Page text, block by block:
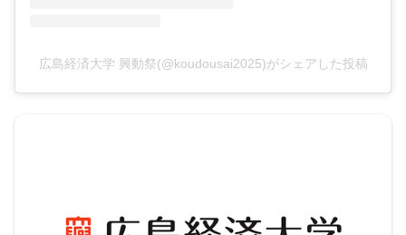
広島経済大学 興動祭(@koudousai2025)がシェアした投稿